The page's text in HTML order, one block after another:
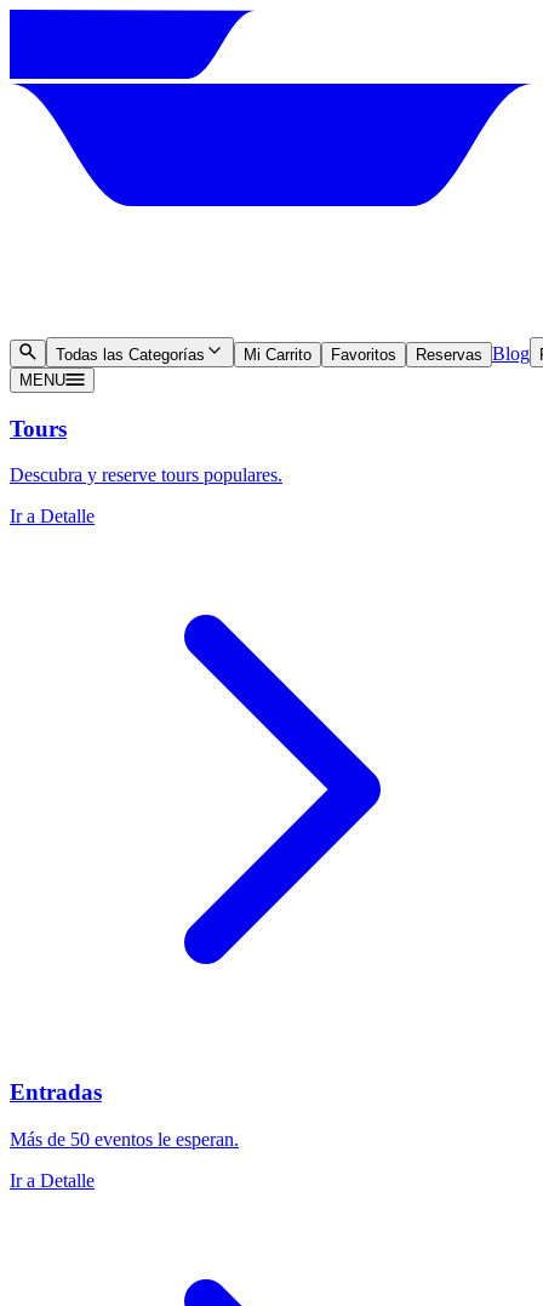
Todas las Categorías Mi Carrito Favoritos Reservas Blog
MENU
Tours
Descubra y reserve tours populares.
Ir a Detalle
Entradas
Más de 50 eventos le esperan.
Ir a Detalle